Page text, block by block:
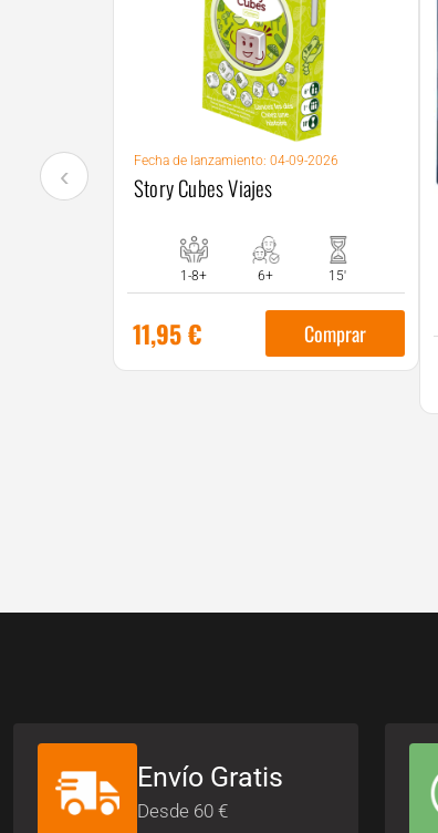
‹ Fecha de lanzamiento: 04-09-2026
Story Cubes Viajes
1-8+ 6+ 15'
11,95€ Comprar
Envío Gratis
Desde 60 €